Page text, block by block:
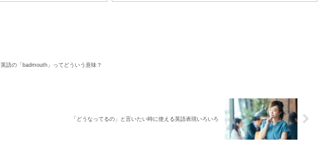
英語の「badmouth」ってどういう意味？
「どうなってるの」と言いたい時に使える英語表現いろいろ